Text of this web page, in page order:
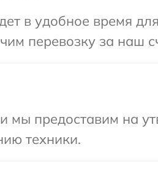
в удобное время
перевозку за наш
мы предоставим на
техники.